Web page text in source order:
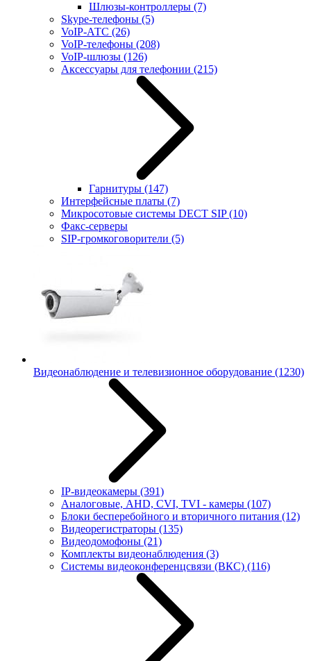
Шлюзы-контроллеры (7)
Skype-телефоны (5)
VoIP-АТС (26)
VoIP-телефоны (208)
VoIP-шлюзы (126)
Аксессуары для телефонии (215)
Гарнитуры (147)
Интерфейсные платы (7)
Микросотовые системы DECT SIP(10)
Факс-серверы
SIP-громкоговорители (5)
Видеонаблюдение и телевизионное оборудование (1230)
IP-видеокамеры (391)
Аналоговые, AHD, CVI, TVI - камеры (107)
Блоки бесперебойного и вторичного питания (12)
Видеорегистраторы (135)
Видеодомофоны (21)
Комплекты видеонаблюдения (3)
Системы видеоконференцсвязи (ВКС) (116)